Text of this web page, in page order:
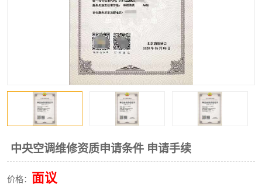
中央空调维修资质申请条件 申请手续
价格： 面议